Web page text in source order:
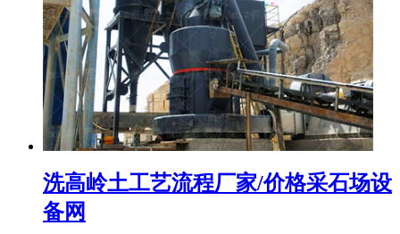
洗高岭土工艺流程厂家/价格采石场设
备网